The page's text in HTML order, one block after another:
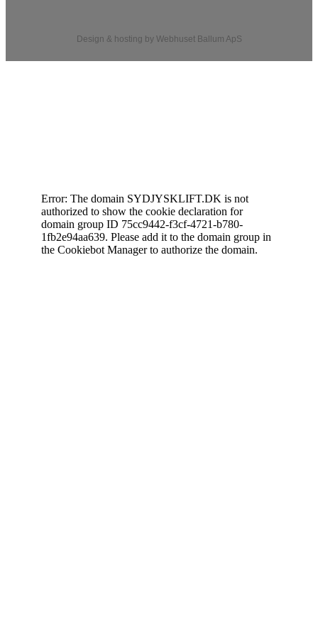
Design & hosting by Webhuset Ballum ApS
Error: The domain SYDJYSKLIFT.DK is not
authorized to show the cookie declaration for
domain group ID 75cc9442-f3cf-4721-b780-
1fb2e94aa639. Please add it to the domain group in
the Cookiebot Manager to authorize the domain.